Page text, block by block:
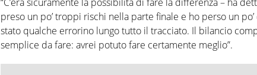
preso un po’ troppi rischi nella parte finale e ho perso un
stato qualche errorino lungo tutto il tracciato. Il bilancio
semplice da fare: avrei potuto fare certamente meglio”.